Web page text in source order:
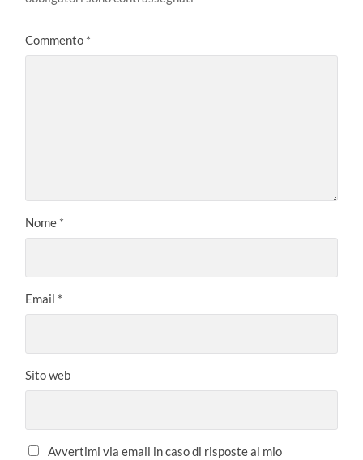
Commento *
Nome *
Email *
Sito web
Avvertimi via email in caso di risposte al mio